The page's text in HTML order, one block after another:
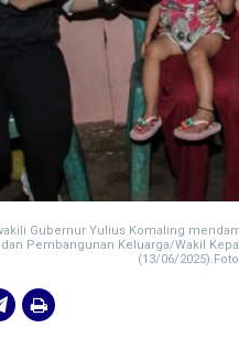
Gubernur Yulius Komaling
Pembangunan Keluarga/Wakil
(13/06/